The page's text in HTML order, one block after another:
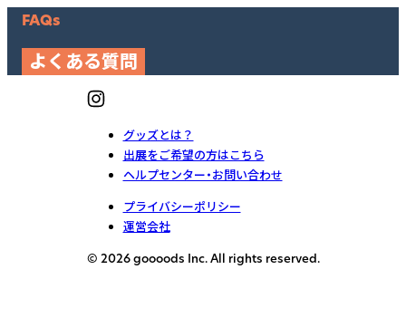
FAQs
よくある質問
グッズとは？
出展をご希望の方はこちら
ヘルプセンター・お問い合わせ
プライバシーポリシー
運営会社
© 2026 goooods Inc. All rights reserved.